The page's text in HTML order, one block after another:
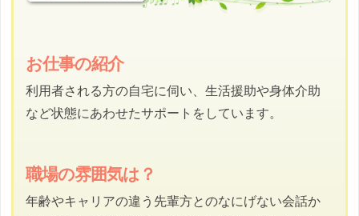
お仕事の紹介
利用者される方の自宅に伺い、生活援助や身体介助
など状態にあわせたサポートをしています。
職場の雰囲気は？
年齢やキャリアの違う先輩方とのなにげない会話か